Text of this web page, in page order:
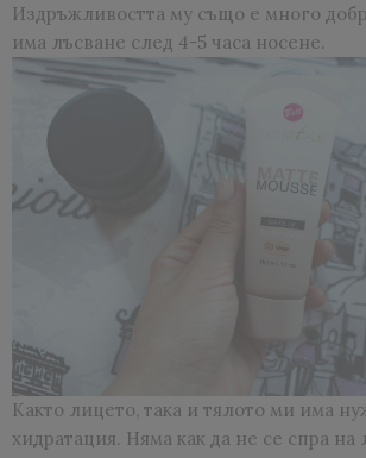
Издръжливостта му също е много
има лъсване след 4-5 часа носене.
Както лицето, така и тялото ми има
хидратация. Няма как да не се спра